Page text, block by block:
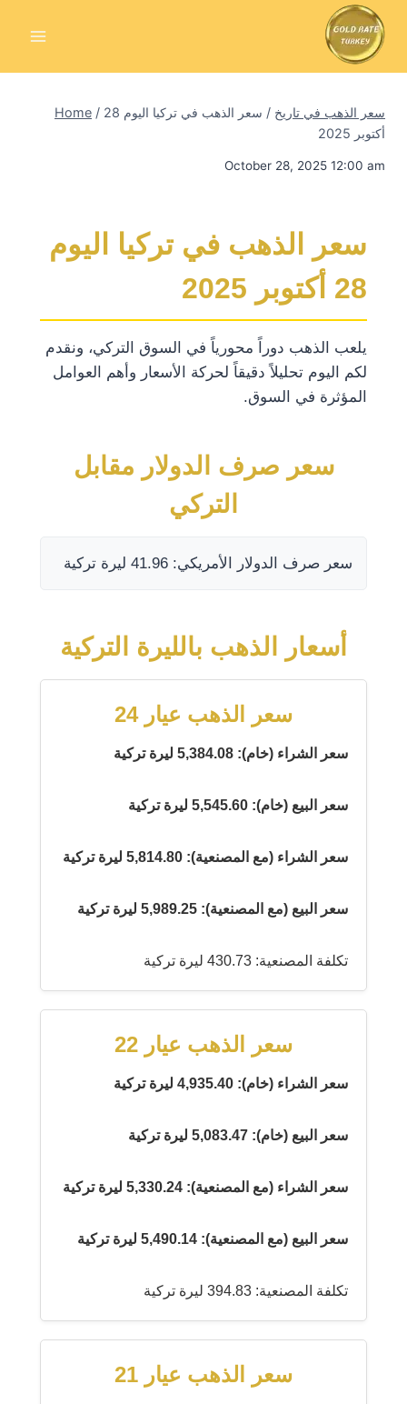
Home / سعر الذهب في تاريخ /
سعر الذهب في تركيا اليوم 28
أكتوبر 2025
October 28, 2025 12:00 am
سعر الذهب في تركيا اليوم
28 أكتوبر 2025
يلعب الذهب دوراً محورياً في السوق التركي، ونقدم
لكم اليوم تحليلاً دقيقاً لحركة الأسعار وأهم العوامل
المؤثرة في السوق.
سعر صرف الدولار مقابل
التركي
سعر صرف الدولار الأمريكي: 41.96 ليرة تركية
أسعار الذهب بالليرة التركية
سعر الذهب عيار 24
سعر الشراء (خام): 5,384.08 ليرة تركية
سعر البيع (خام): 5,545.60 ليرة تركية
سعر الشراء (مع المصنعية): 5,814.80 ليرة تركية
سعر البيع (مع المصنعية): 5,989.25 ليرة تركية
تكلفة المصنعية: 430.73 ليرة تركية
سعر الذهب عيار 22
سعر الشراء (خام): 4,935.40 ليرة تركية
سعر البيع (خام): 5,083.47 ليرة تركية
سعر الشراء (مع المصنعية): 5,330.24 ليرة تركية
سعر البيع (مع المصنعية): 5,490.14 ليرة تركية
تكلفة المصنعية: 394.83 ليرة تركية
سعر الذهب عيار 21